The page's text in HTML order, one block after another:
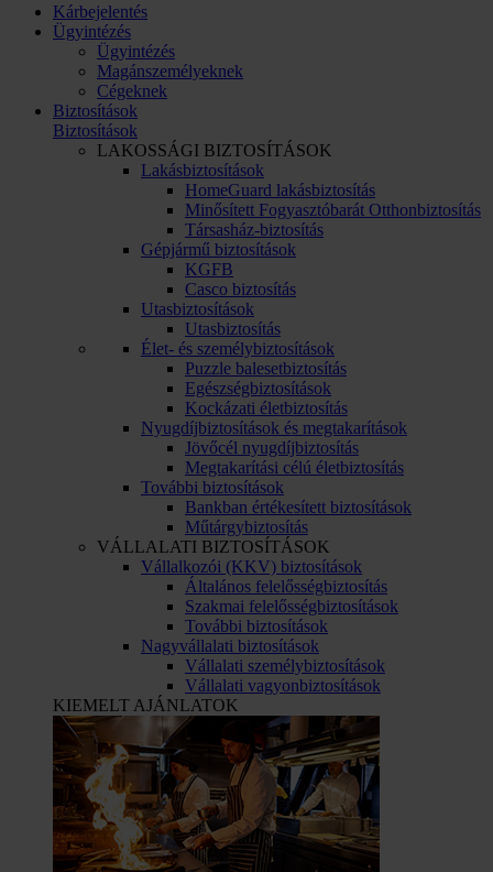
Kárbejelentés
Ügyintézés
Ügyintézés
Magánszemélyeknek
Cégeknek
Biztosítások
Biztosítások
LAKOSSÁGI BIZTOSÍTÁSOK
Lakásbiztosítások
HomeGuard lakásbiztosítás
Minősített Fogyasztóbarát Otthonbiztosítás
Társasház-biztosítás
Gépjármű biztosítások
KGFB
Casco biztosítás
Utasbiztosítások
Utasbiztosítás
Élet- és személybiztosítások
Puzzle balesetbiztosítás
Egészségbiztosítások
Kockázati életbiztosítás
Nyugdíjbiztosítások és megtakarítások
Jövőcél nyugdíjbiztosítás
Megtakarítási célú életbiztosítás
További biztosítások
Bankban értékesített biztosítások
Műtárgybiztosítás
VÁLLALATI BIZTOSÍTÁSOK
Vállalkozói (KKV) biztosítások
Általános felelősségbiztosítás
Szakmai felelősségbiztosítások
További biztosítások
Nagyvállalati biztosítások
Vállalati személybiztosítások
Vállalati vagyonbiztosítások
KIEMELT AJÁNLATOK